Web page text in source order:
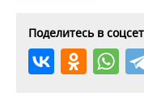
Поделитесь в